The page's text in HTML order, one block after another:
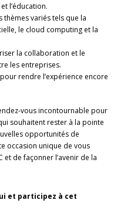
l’éducation.
thèmes variés tels que la
le cloud computing et la
la collaboration et le
les entreprises.
pour rendre l’expérience encore
vous incontournable pour
souhaitent rester à la pointe
opportunités de
occasion unique de vous
et de façonner l’avenir de la
et participez à cet